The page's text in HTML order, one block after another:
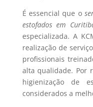
É essencial que o
estofados em
especializada. A
realização de
profissionais
alta qualidade. Por
higienização de
considerados a